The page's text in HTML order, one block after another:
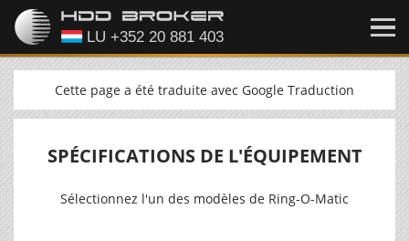
Cette page a été traduite avec Google Traduction
SPÉCIFICATIONS DE L'ÉQUIPEMENT
Sélectionnez l'un des modèles de Ring-O-Matic